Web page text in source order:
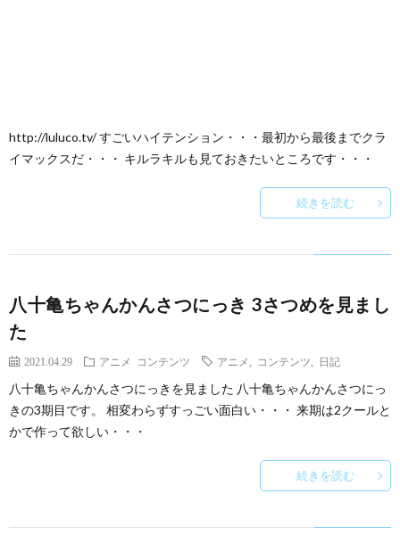
http://luluco.tv/ すごいハイテンション・・・最初から最後までクラ
イマックスだ・・・ キルラキルも見ておきたいところです・・・
続きを読む
八十亀ちゃんかんさつにっき 3さつめを見まし
た
2021.04.29 アニメ コンテンツ アニメ コンテンツ 日記
八十亀ちゃんかんさつにっきを見ました 八十亀ちゃんかんさつにっ
きの3期目です。 相変わらずすっごい面白い・・・ 来期は2クールと
かで作って欲しい・・・
続きを読む